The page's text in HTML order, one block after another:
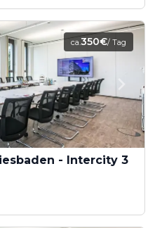
ca.350€/ Tag
- Intercity 3